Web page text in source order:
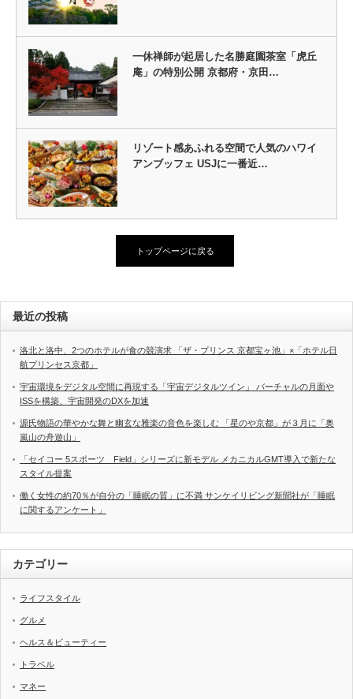
一休禅師が起居した名勝庭園茶室「虎丘
庵」の特別公開 京都府・京田…
リゾート感あふれる空間で人気のハワイ
アンブッフェ USJに一番近…
トップページに戻る
最近の投稿
洛北と洛中、2つのホテルが食の競演求 「ザ・プリンス 京都宝ヶ池」×「ホテル日
航プリンセス京都」
宇宙環境をデジタル空間に再現する「宇宙デジタルツイン」 バーチャルの月面や
ISSを構築、宇宙開発のDXを加速
源氏物語の華やかな舞と幽玄な雅楽の音色を楽しむ 「星のや京都」が３月に「奥
嵐山の舟遊山」
「セイコー 5スポーツ Field」シリーズに新モデル メカニカルGMT導入で新たな
スタイル提案
働く女性の約70％が自分の「睡眠の質」に不満 サンケイリビング新聞社が「睡眠
に関するアンケート」
カテゴリー
ライフスタイル
グルメ
ヘルス＆ビューティー
トラベル
マネー